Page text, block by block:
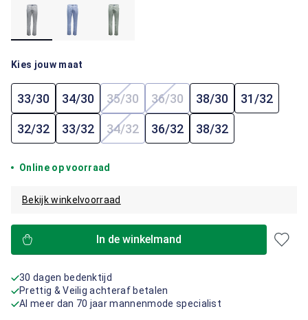
Kies jouw maat
33/30 34/30 35/30(Deze optie is momenteel niet
36/30(Deze optie is momenteel
38/30 31/32
32/32 33/32 34/32(Deze optie is momenteel niet
36/32 38/32
Online op voorraad
Bekijk winkelvoorraad
In de winkelmand
30 dagen bedenktijd
Prettig & Veilig achteraf betalen
Al meer dan 70 jaar mannenmode specialist